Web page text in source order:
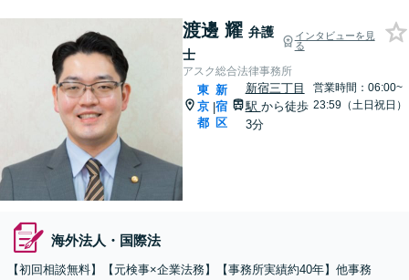
渡邊 耀 弁護
士
インタビューを見
る
アスク総合法律事務所
東
京
都
|
新
宿
区
新宿三丁目
駅 から徒歩
3分
営業時間：06:00~
23:59（土日祝日）
海外法人・国際法
【初回相談無料】【元検事×企業法務】【事務所実績約40年】他事務